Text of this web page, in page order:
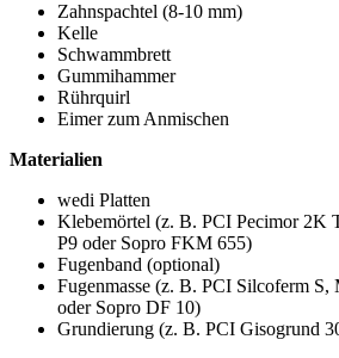
Zahnspachtel (8-10 mm)
Kelle
Schwammbrett
Gummihammer
Rührquirl
Eimer zum Anmischen
Materialien
wedi Platten
Klebemörtel (z. B. PCI Pecimor 2K
P9 oder Sopro FKM 655)
Fugenband (optional)
Fugenmasse (z. B. PCI Silcoferm
oder Sopro DF 10)
Grundierung (z. B. PCI Gisogrund